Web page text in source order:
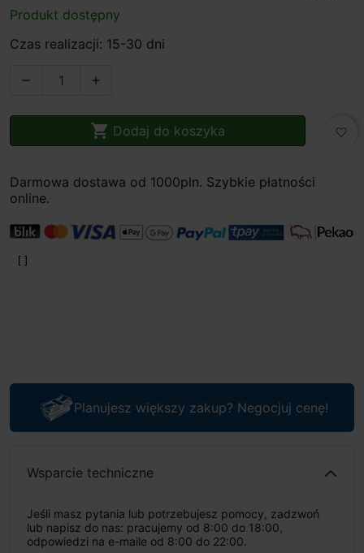
Produkt dostępny
Czas realizacji: 15-30 dni
 
 Dodaj do koszyka favorite_border
Darmowa dostawa od 1000pln. Szybkie płatności
online.
Planujesz większy zakup? Negocjuj cenę!
Wsparcie techniczne
Jeśli masz pytania lub potrzebujesz pomocy, zadzwoń
lub napisz do nas: pracujemy od 8:00 do 18:00,
odpowiedzi na e-maile od 8:00 do 22:00.